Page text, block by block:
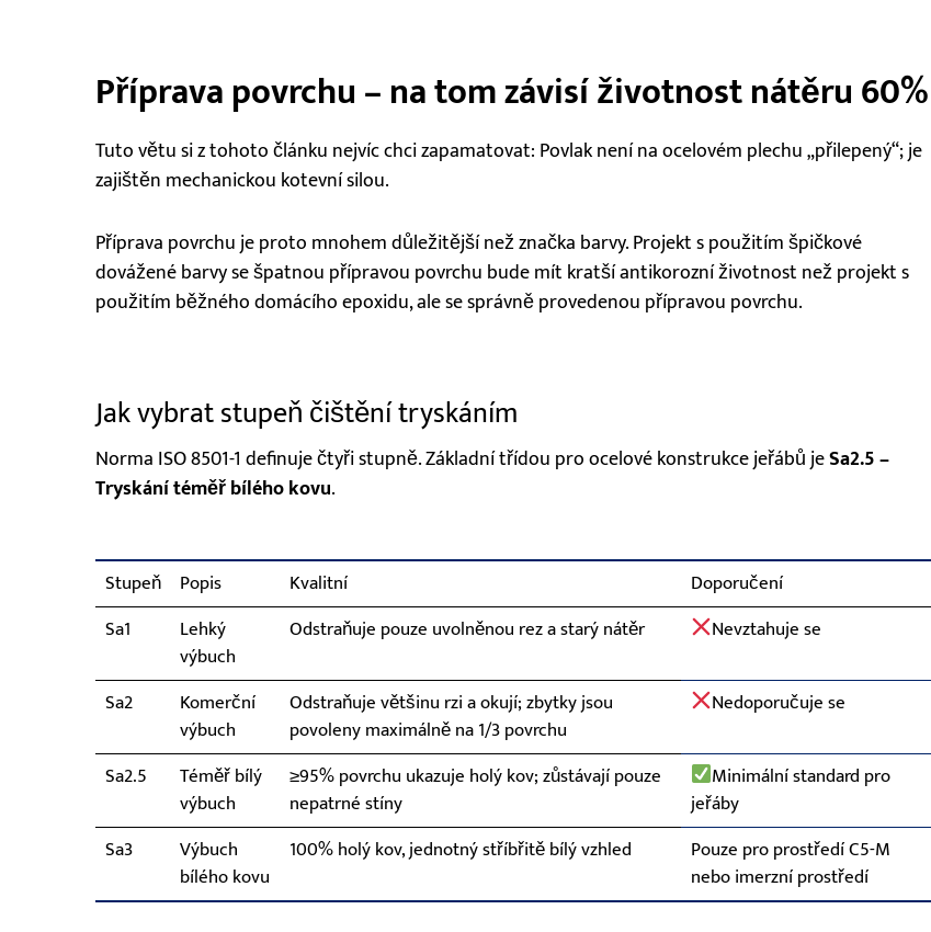
Příprava povrchu – na tom závisí životnost nátěru 60%
Tuto větu si z tohoto článku nejvíc chci zapamatovat: Povlak není na ocelovém plechu „přilepený“; je
zajištěn mechanickou kotevní silou.
Příprava povrchu je proto mnohem důležitější než značka barvy. Projekt s použitím špičkové
dovážené barvy se špatnou přípravou povrchu bude mít kratší antikorozní životnost než projekt s
použitím běžného domácího epoxidu, ale se správně provedenou přípravou povrchu.
Jak vybrat stupeň čištění tryskáním
Norma ISO 8501-1 definuje čtyři stupně. Základní třídou pro ocelové konstrukce jeřábů jeSa2.5 –
Tryskání téměř bílého kovu.
Stupeň Popis Kvalitní
Doporučení
Sa1
Lehký
výbuch
Odstraňuje pouze uvolněnou rez a starý nátěr Nevztahuje se
Sa2
Komerční
výbuch
Odstraňuje většinu rzi a okují; zbytky jsou
povoleny maximálně na 1/3 povrchu
Nedoporučuje se
Sa2.5
Téměř bílý
výbuch
≥95% povrchu ukazuje holý kov; zůstávají pouze
nepatrné stíny
Minimální standard pro
jeřáby
Sa3
Výbuch
bílého kovu
100% holý kov, jednotný stříbřitě bílý vzhled
Pouze pro prostředí C5-M
nebo imerzní prostředí